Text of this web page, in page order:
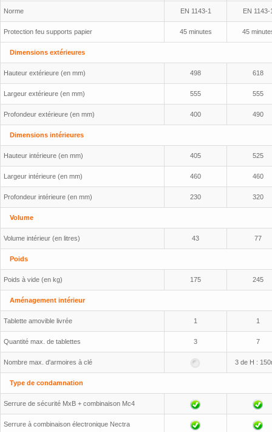
Norme EN 1143-1 EN 1143-
Protection feu supports papier 45 minutes 45
Dimensions extérieures
Hauteur extérieure (en mm) 498 618
Largeur extérieure (en mm) 555 555
Profondeur extérieure (en mm) 400 490
Dimensions intérieures
Hauteur intérieure (en mm) 405 525
Largeur intérieure (en mm) 460 460
Profondeur intérieure (en mm) 230 320
Volume
Volume intérieur (en litres) 43 77
Poids
Poids à vide (en kg) 175 245
Aménagement intérieur
Tablette amovible livrée 1 1
Quantité max. de tablettes 3 7
Nombre max. d'armoires à clé 3 de H :
Type de condamnation
Serrure de sécurité MxB + combinaison Mc4
Serrure à combinaison électronique Nectra